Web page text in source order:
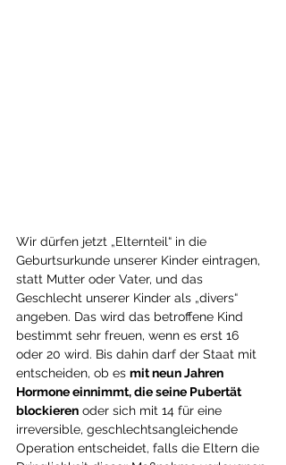
Wir dürfen jetzt „Elternteil“ in die
Geburtsurkunde unserer Kinder eintragen,
statt Mutter oder Vater, und das
Geschlecht unserer Kinder als „divers“
angeben. Das wird das betroffene Kind
bestimmt sehr freuen, wenn es erst 16
oder 20 wird. Bis dahin darf der Staat mit
entscheiden, ob es mit neun Jahren
Hormone einnimmt, die seine Pubertät
blockieren oder sich mit 14 für eine
irreversible, geschlechtsangleichende
Operation entscheidet, falls die Eltern die